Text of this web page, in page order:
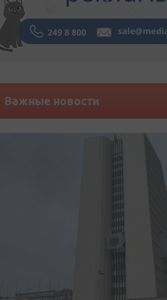
Важные новости